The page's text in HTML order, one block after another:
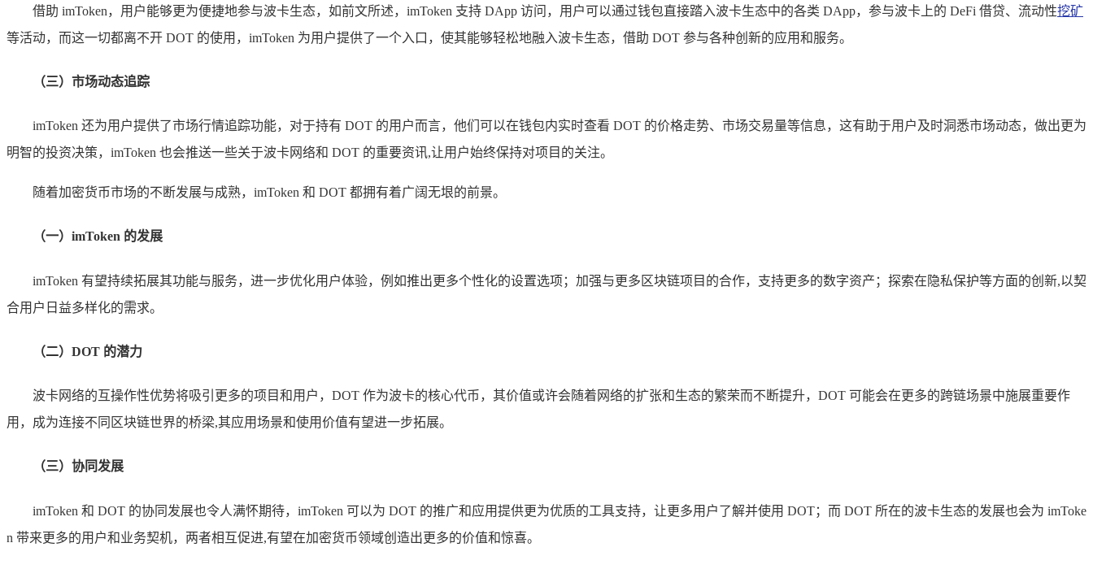
借助 imToken，用户能够更为便捷地参与波卡生态，如前文所述，imToken 支持 DApp 访问，用户可以通过钱包直接踏入波卡生态中的各类 DApp，参与波卡上的 DeFi 借贷、流动性挖矿
等活动，而这一切都离不开 DOT 的使用，imToken 为用户提供了一个入口，使其能够轻松地融入波卡生态，借助 DOT 参与各种创新的应用和服务。
（三）市场动态追踪
imToken 还为用户提供了市场行情追踪功能，对于持有 DOT 的用户而言，他们可以在钱包内实时查看 DOT 的价格走势、市场交易量等信息，这有助于用户及时洞悉市场动态，做出更为
明智的投资决策，imToken 也会推送一些关于波卡网络和 DOT 的重要资讯,让用户始终保持对项目的关注。
随着加密货币市场的不断发展与成熟，imToken 和 DOT 都拥有着广阔无垠的前景。
（一）imToken 的发展
imToken 有望持续拓展其功能与服务，进一步优化用户体验，例如推出更多个性化的设置选项；加强与更多区块链项目的合作，支持更多的数字资产；探索在隐私保护等方面的创新,以契
合用户日益多样化的需求。
（二）DOT 的潜力
波卡网络的互操作性优势将吸引更多的项目和用户，DOT 作为波卡的核心代币，其价值或许会随着网络的扩张和生态的繁荣而不断提升，DOT 可能会在更多的跨链场景中施展重要作
用，成为连接不同区块链世界的桥梁,其应用场景和使用价值有望进一步拓展。
（三）协同发展
imToken 和 DOT 的协同发展也令人满怀期待，imToken 可以为 DOT 的推广和应用提供更为优质的工具支持，让更多用户了解并使用 DOT；而 DOT 所在的波卡生态的发展也会为 imToke
n 带来更多的用户和业务契机，两者相互促进,有望在加密货币领域创造出更多的价值和惊喜。